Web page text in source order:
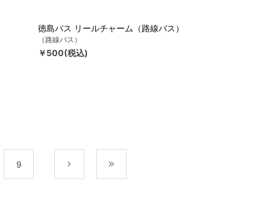
徳島バス リールチャーム（路線バス）
（路線バス）
￥500(税込)
9